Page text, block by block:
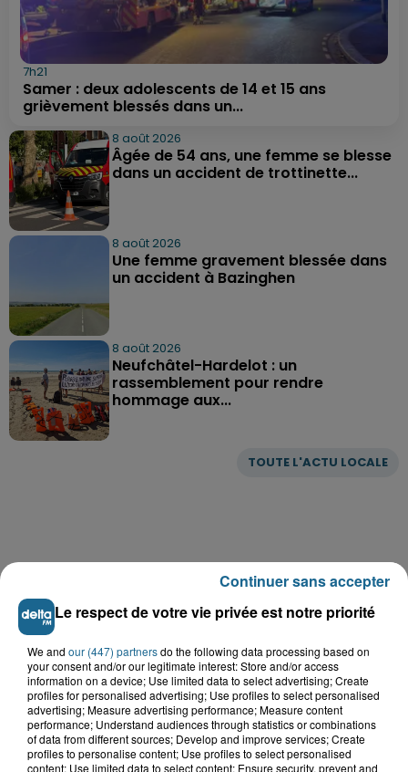
TOUTE L'ACTU LOCALE
7h21
Samer : deux adolescents de 14 et 15 ans
grièvement blessés dans un...
8 août 2026
Âgée de 54 ans, une femme se blesse
dans un accident de trottinette...
8 août 2026
Une femme gravement blessée dans
un accident à Bazinghen
8 août 2026
Neufchâtel-Hardelot : un
rassemblement pour rendre
hommage aux...
Le respect de votre vie privée est notre priorité
We and our (447) partnersdo the following data processing based on
your consent and/or our legitimate interest: Store and/or access
information on a device; Use limited data to select advertising; Create
profiles for personalised advertising; Use profiles to select personalised
advertising; Measure advertising performance; Measure content
performance; Understand audiences through statistics or combinations
of data from different sources; Develop and improve services; Create
profiles to personalise content; Use profiles to select personalised
content; Use limited data to select content; Ensure security, prevent and
Continuer sans accepter